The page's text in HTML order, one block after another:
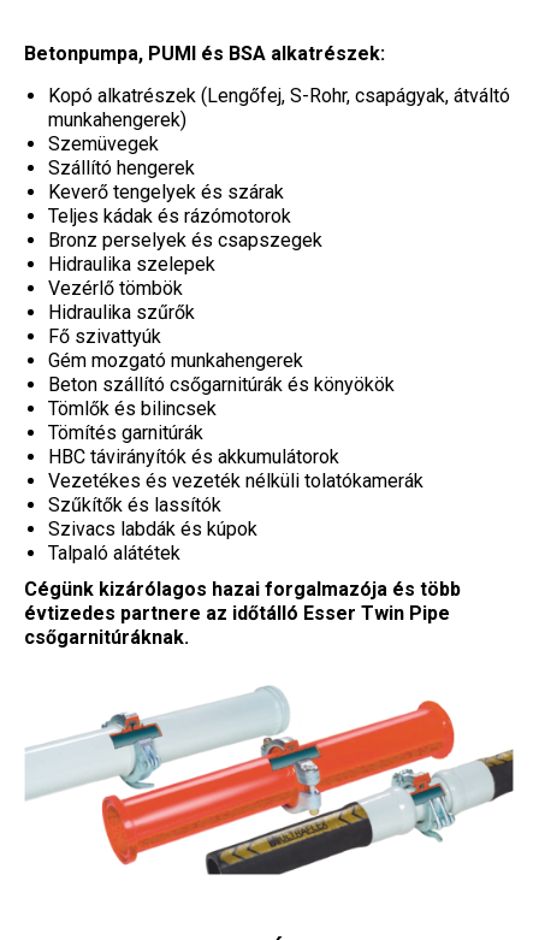
Betonpumpa, PUMI és BSA alkatrészek:
Kopó alkatrészek (Lengőfej, S-Rohr, csapágyak, átváltó
munkahengerek)
Szemüvegek
Szállító hengerek
Keverő tengelyek és szárak
Teljes kádak és rázómotorok
Bronz perselyek és csapszegek
Hidraulika szelepek
Vezérlő tömbök
Hidraulika szűrők
Fő szivattyúk
Gém mozgató munkahengerek
Beton szállító csőgarnitúrák és könyökök
Tömlők és bilincsek
Tömítés garnitúrák
HBC távirányítók és akkumulátorok
Vezetékes és vezeték nélküli tolatókamerák
Szűkítők és lassítók
Szivacs labdák és kúpok
Talpaló alátétek
Cégünk kizárólagos hazai forgalmazója és több
évtizedes partnere az időtálló Esser Twin Pipe
csőgarnitúráknak.